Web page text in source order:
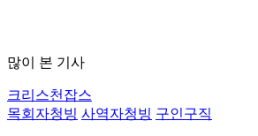
많이 본 기사
크리스천잡스
목회자청빙 사역자청빙 구인구직